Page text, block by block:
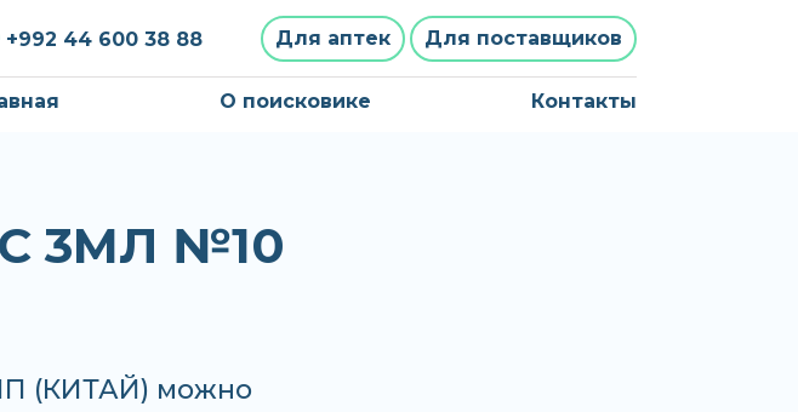
+992 44 600 38 88 Для аптек Для поставщиков
О поисковике Контакты
3МЛ №10
(КИТАЙ) можно